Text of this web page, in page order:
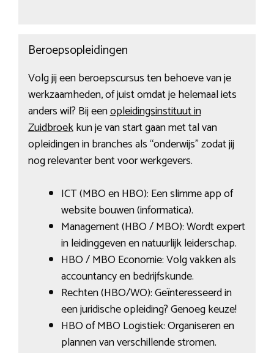
Beroepsopleidingen
Volg jij een beroepscursus ten behoeve van je
werkzaamheden, of juist omdat je helemaal iets
anders wil? Bij eenopleidingsinstituut in
Zuidbroekkun je van start gaan met tal van
opleidingen in branches als “onderwijs” zodat jij
nog relevanter bent voor werkgevers.
ICT (MBO en HBO): Een slimme app of
website bouwen (informatica).
Management (HBO / MBO): Wordt expert
in leidinggeven en natuurlijk leiderschap.
HBO / MBO Economie: Volg vakken als
accountancy en bedrijfskunde.
Rechten (HBO/WO): Geïnteresseerd in
een juridische opleiding? Genoeg keuze!
HBO of MBO Logistiek: Organiseren en
plannen van verschillende stromen.